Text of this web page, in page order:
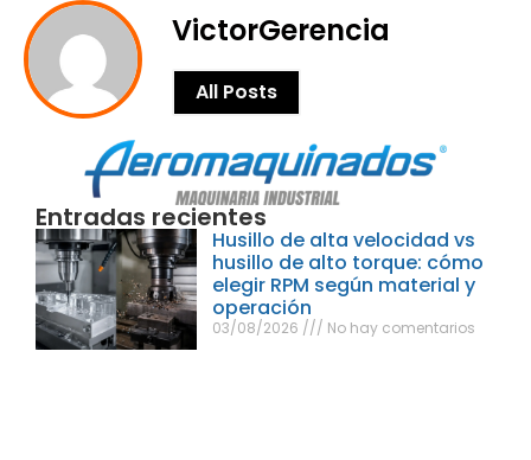
VictorGerencia
All Posts
Entradas recientes
Husillo de alta velocidad vs
husillo de alto torque: cómo
elegir RPM según material y
operación
03/08/2026 No hay comentarios